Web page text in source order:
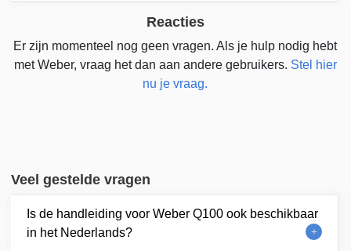
Reacties
Er zijn momenteel nog geen vragen. Als je hulp nodig hebt
met Weber, vraag het dan aan andere gebruikers. Stel hier
nu je vraag.
Veel gestelde vragen
Is de handleiding voor Weber Q100 ook beschikbaar
in het Nederlands?